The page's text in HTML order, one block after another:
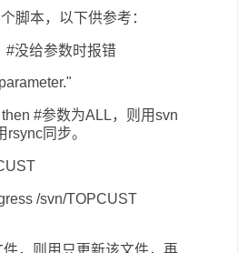
脚本，以下供参考：
#没给参数时报错
#参数为ALL，则用svn
同步。
/svn/TOPCUST
，则用只更新该文件，再